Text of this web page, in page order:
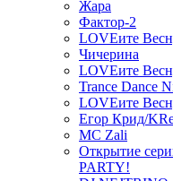
Жара
Фактор-2
LOVEите
Чичерина
LOVEите
Trance Dance
LOVEите
Егор Крид/
MC Zali
Открытие
PARTY!